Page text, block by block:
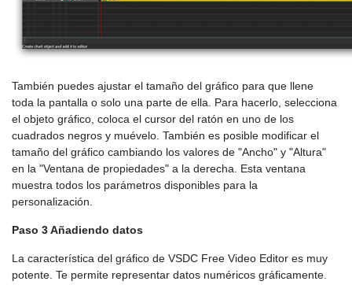
También puedes ajustar el tamaño del gráfico para que llene
toda la pantalla o solo una parte de ella. Para hacerlo, selecciona
el objeto gráfico, coloca el cursor del ratón en uno de los
cuadrados negros y muévelo. También es posible modificar el
tamaño del gráfico cambiando los valores de "Ancho" y "Altura"
en la "Ventana de propiedades" a la derecha. Esta ventana
muestra todos los parámetros disponibles para la
personalización.
Paso 3 Añadiendo datos
La característica del gráfico de VSDC Free Video Editor es muy
potente. Te permite representar datos numéricos gráficamente.